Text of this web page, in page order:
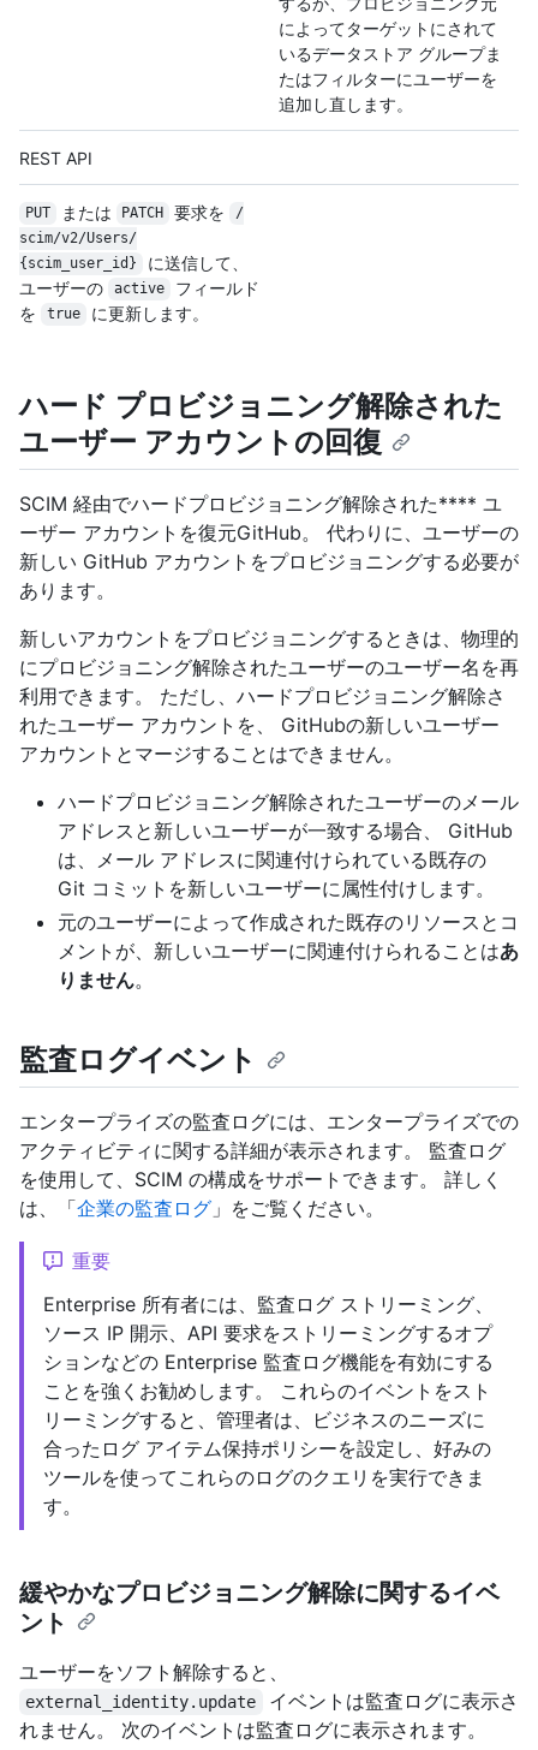
によってターゲットにされて
いるデータストア グループま
たはフィルターにユーザーを
追加し直します。
REST API
PUT または PATCH 要求を
/
scim/v2/Users/
{scim_user_id}
に送信して、
ユーザーの
active
フィールド
を
true に更新します。
ハード プロビジョニング解除された
ユーザー アカウントの回復
SCIM 経由でハードプロビジョニング解除された**** ユ
ーザー アカウントを復元GitHub。 代わりに、ユーザーの
新しい GitHub アカウントをプロビジョニングする必要が
あります。
新しいアカウントをプロビジョニングするときは、物理的
にプロビジョニング解除されたユーザーのユーザー名を再
利用できます。 ただし、ハードプロビジョニング解除さ
れたユーザー アカウントを、 GitHubの新しいユーザー
アカウントとマージすることはできません。
ハードプロビジョニング解除されたユーザーのメール
アドレスと新しいユーザーが一致する場合、 GitHub
は、メール アドレスに関連付けられている既存の
Git コミットを新しいユーザーに属性付けします。
元のユーザーによって作成された既存のリソースとコ
メントが、新しいユーザーに関連付けられることはあ
りません。
監査ログイベント
エンタープライズの監査ログには、エンタープライズでの
アクティビティに関する詳細が表示されます。 監査ログ
を使用して、SCIM の構成をサポートできます。 詳しく
は、「企業の監査ログ 」をご覧ください。
重要
Enterprise 所有者には、監査ログ ストリーミング、
ソース IP 開示、API 要求をストリーミングするオプ
ションなどの Enterprise 監査ログ機能を有効にする
ことを強くお勧めします。 これらのイベントをスト
リーミングすると、管理者は、ビジネスのニーズに
合ったログ アイテム保持ポリシーを設定し、好みの
ツールを使ってこれらのログのクエリを実行できま
す。
緩やかなプロビジョニング解除に関するイベ
ント
ユーザーをソフト解除すると、
external_identity.update
イベントは監査ログに表示さ
れません。 次のイベントは監査ログに表示されます。